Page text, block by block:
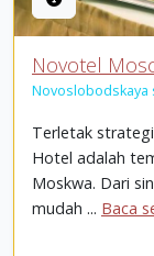
Novotel
Novoslobodskaya
Terletak
Hotel adalah
Moskwa. Dari
mudah ... Baca